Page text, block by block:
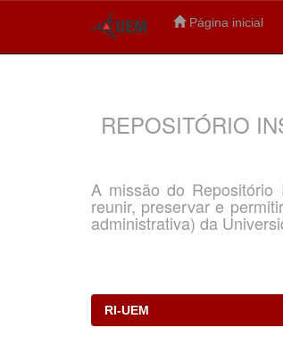
Página inicial
REPOSITÓRIO
A missão do Repositório
reunir, preservar e
administrativa) da
RI-UEM